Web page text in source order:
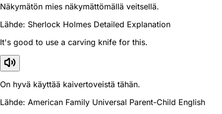
Näkymätön mies näkymättömällä veitsellä.
Lähde: Sherlock Holmes Detailed Explanation
It's good to use a carving knife for this.
On hyvä käyttää kaivertoveistä tähän.
Lähde: American Family Universal Parent-Child English